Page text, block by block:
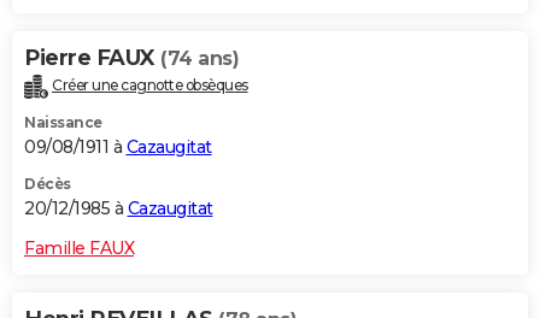
Pierre FAUX (74 ans)
Créer une cagnotte obsèques
Naissance
09/08/1911 à Cazaugitat
Décès
20/12/1985 à Cazaugitat
Famille FAUX